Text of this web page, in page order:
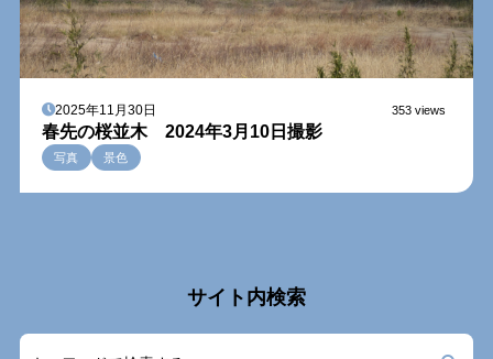
2025年11月30日 353 views
春先の桜並木 2024年3月10日撮影
写真 景色
サイト内検索